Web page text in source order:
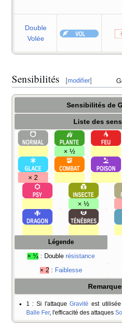
Double
Volée
Sensibilités [modifier]
Sensibilités de
Liste des
× ½
× 2
× ½
Légende
× ¼ : Double résistance
× 2 : Faiblesse
1 : Si l'attaqueGravité est
Balle Fer, l'efficacité des attaques